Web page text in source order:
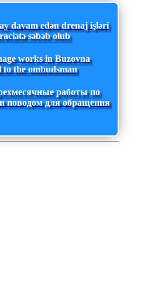
davam edən drenaj işləri
səbəb olub
works in Buzovna
the ombudsman
работы по
поводом для обращения